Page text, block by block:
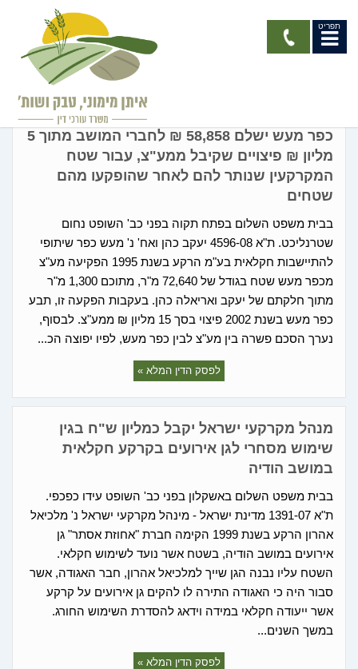
תפריט
כפר מעש ישלם 58,858 ₪ לחברי המושב מתוך 5
מליון ₪ פיצויים שקיבל ממע"צ, עבור שטח
המקרקעין שנותר להם לאחר שהופקעו מהם
שטחים
בבית משפט השלום בפתח תקוה בפני כב' השופט נחום
שטרנליכט. ת"א 4596-08 יעקב כהן ואח' נ' מעש כפר שיתופי
להתיישבות חקלאית בע"מ הרקע בשנת 1995 הפקיעה מע"צ
מכפר מעש שטח בגודל של 72,640 מ"ר, מתוכם 1,300 מ"ר
מתוך חלקתם של יעקב ואריאלה כהן. בעקבות הפקעה זו, תבע
כפר מעש בשנת 2002 פיצוי בסך 15 מליון ₪ ממע"צ. לבסוף,
נערך הסכם פשרה בין מע"צ לבין כפר מעש, לפיו יפוצה הכ...
לפסק הדין המלא »
מנהל מקרקעי ישראל יקבל כמליון ש"ח בגין
שימוש מסחרי לגן אירועים בקרקע חקלאית
במושב הודיה
בבית משפט השלום באשקלון בפני כב' השופט עידו כפכפי.
ת"א 1391-07 מדינת ישראל - מינהל מקרקעי ישראל נ' מלכיאל
אהרון הרקע בשנת 1999 הקימה חברת "אחוזת אסתר" גן
אירועים במושב הודיה, בשטח אשר נועד לשימוש חקלאי.
השטח עליו נבנה הגן שייך למלכיאל אהרון, חבר האגודה, אשר
סבור היה כי האגודה התירה לו להקים גן אירועים על קרקע
אשר ייעודה חקלאי במידה וידאג להסדרת השימוש החורג.
במשך השנים...
לפסק הדין המלא »